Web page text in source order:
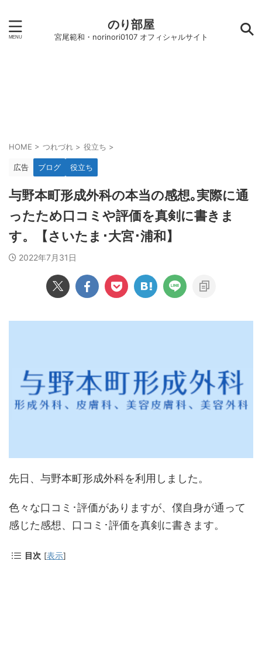
のり部屋
宮尾範和・norinori0107 オフィシャルサイト
HOME > つれづれ > 役立ち >
広告 ブログ 役立ち
与野本町形成外科の本当の感想｡実際に通
ったため口コミや評価を真剣に書きま
す。【さいたま･大宮･浦和】
2022年7月31日
先日、与野本町形成外科を利用しました。
色々な口コミ･評価がありますが、僕自身が通って
感じた感想、口コミ･評価を真剣に書きます。
目次 [表示]